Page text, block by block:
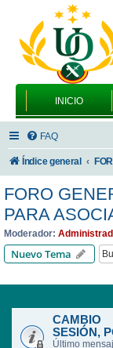
INICIO
FAQ
Índice general
FORO
PARA
Moderador:
Nuevo Tema
CAMBIO
SESIÓN,
Último